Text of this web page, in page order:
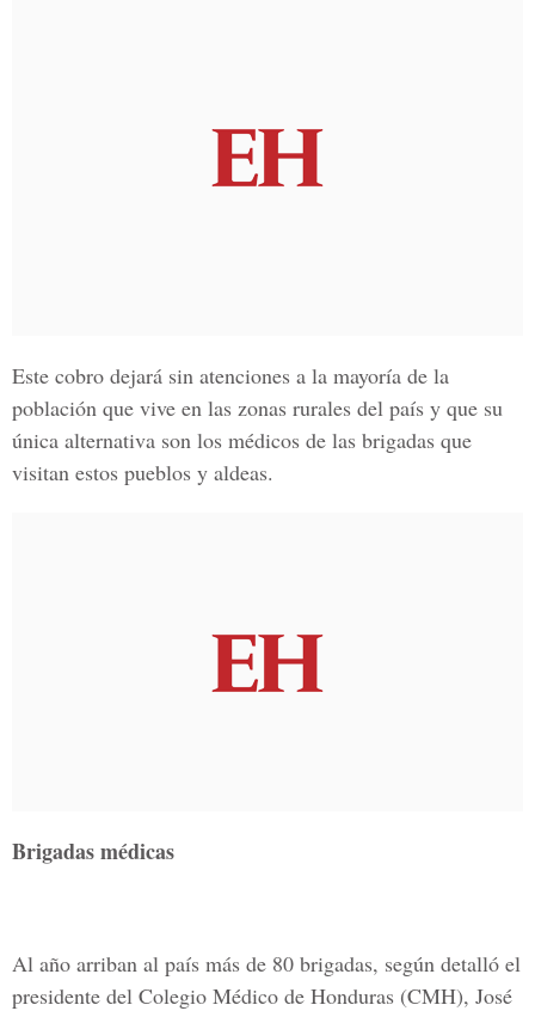
Este cobro dejará sin atenciones a la mayoría de la
población que vive en las zonas rurales del país y que su
única alternativa son los médicos de las brigadas que
visitan estos pueblos y aldeas.
Brigadas médicas
Al año arriban al país más de 80 brigadas, según detalló el
presidente del Colegio Médico de Honduras (CMH), José